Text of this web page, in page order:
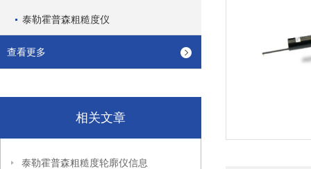
泰勒霍普森粗糙度仪
查看更多
相关文章
泰勒霍普森粗糙度轮廓仪信息